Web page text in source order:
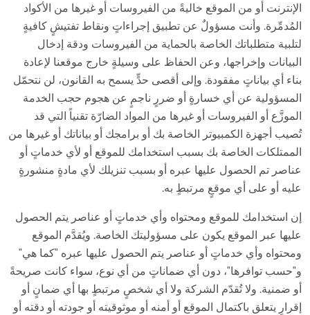
الإنترنت أو من الموقع خاليةً من الفيروسات أو غيرها من الأكواد
المُدمِّرة. وأنت مسؤولٌ عن تطبيق إجراءاتٍ ونقاط تفتيشٍ كافيةٍ
لتلبية متطلباتك الخاصة بالحماية من الفيروسات ودقة إدخال
البيانات وإخراجها، وعن الحفاظ على وسيلةٍ خارج موقعنا لإعادة
بناء أي بياناتٍ مفقودة. وإلى أقصى حدٍّ يسمح به القانون، لن نتحمّل
المسؤولية عن أي خسارةٍ أو ضررٍ ناجمٍ عن هجوم حجب الخدمة
الموزَّع أو الفيروسات أو غيرها من المواد الضارّة تقنياً التي قد
تُصيب أجهزة الكمبيوتر الخاصة بك أو برامجك أو بياناتك أو غيرها من
الممتلكات الخاصة بك بسبب استخدامك للموقع أو لأي خدماتٍ أو
عناصر تم الحصول عليها عبره أو بسبب تنزيلك لأي مادةٍ منشورةٍ
عليه أو على أي موقعٍ مرتبطٍ به.
إن استخدامك للموقع ومحتواه وأي خدماتٍ أو عناصر يتم الحصول
عليها عبر الموقع يكون على مسؤوليتك الخاصة. ويُقدَّم الموقع
ومحتواه وأي خدماتٍ أو عناصر يتم الحصول عليها عبره "كما هي"
و"حسب توافرها"، دون أي ضماناتٍ من أي نوع، سواء كانت صريحةً
أو ضمنية. ولا تُقدّم الشركة ولا أي شخصٍ مرتبطٍ بها أي ضمانٍ أو
إقرارٍ يتعلق باكتمال الموقع أو أمنه أو موثوقيته أو جودته أو دقته أو